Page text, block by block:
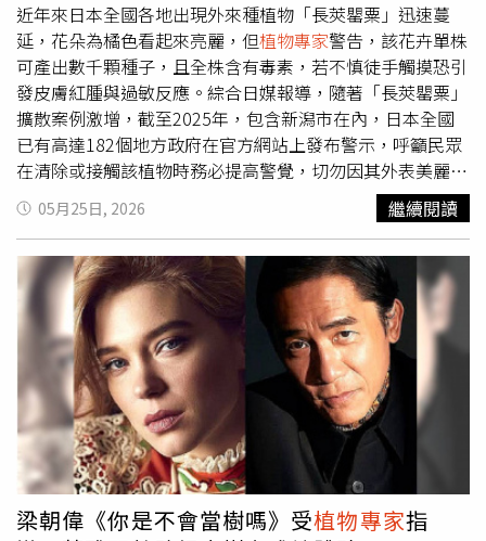
近年來日本全國各地出現外來種植物「長莢罌粟」迅速蔓
延，花朵為橘色看起來亮麗，但植物專家警告，該花卉單株
可產出數千顆種子，且全株含有毒素，若不慎徒手觸摸恐引
發皮膚紅腫與過敏反應。綜合日媒報導，隨著「長莢罌粟」
擴散案例激增，截至2025年，包含新潟市在內，日本全國
已有高達182個地方政府在官方網站上發布警示，呼籲民眾
在清除或接觸該植物時務必提高警覺，切勿因其外表美麗而
掉以輕心。「長莢罌粟」外觀酷似虞美人，花朵共有四片橘
色花瓣，株高約50公分。日本外來
吉川慎平教授指
出，該物種自1960年代引進東京一帶後便持續向外擴散，
至今已幾乎遍布日本全國。「長莢罌粟」之所以能大規模入
侵，主要歸功於其強大的播種能力，單株便能開出大量花朵
並孕育數千顆微小種子；這些種子極易附著在行人的鞋底或
車輛輪胎上，隨之沿著道路兩側進一步擴大生長版圖。「長
莢罌粟」蔓延已促使日本各地政府全面戒備，發布防範公告
的行政區數量逐年攀升。官方公告中普遍強調，「長莢罌
粟」的汁液具有毒性，直接用手摘取極易導致皮膚發炎、搔
癢等過敏表現，特別提醒帶著孩童出遊的家長需多加留意。
然而，一般大眾對此毒草的認知仍普遍不足，在繁華的新潟
市萬代商圈路旁雖隨處可見其蹤跡，但隨機受訪的多數路人
皆表示不清楚其名稱與潛在的危險性。有不少民眾對此感到
05月25日, 2026 繼續閱讀
梁朝偉《你是不會當樹嗎》受植物專家指